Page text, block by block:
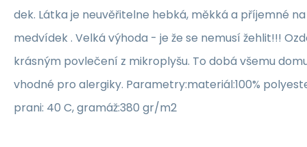
dek. Látka je neuvěřitelne hebká, měkká a příjemné
medvídek . Velká výhoda - je že se nemusí žehlit!!!
krásným povlečení z mikroplyšu. To dobá všemu
vhodné pro alergiky. Parametry:materiál:100%
prani: 40 C, gramáž:380 gr/m2